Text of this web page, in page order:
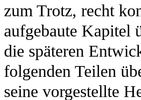
zum Trotz, recht
aufgebaute Kapitel
die späteren
folgenden Teilen
seine vorgestellte